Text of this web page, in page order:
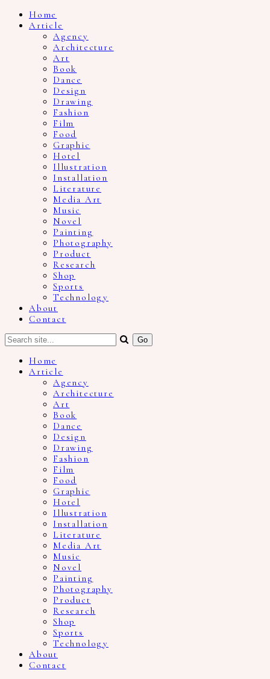
Home
Article
Agency
Architecture
Art
Book
Dance
Design
Drawing
Fashion
Film
Food
Graphic
Hotel
Illustration
Installation
Literature
Media Art
Music
Novel
Painting
Photography
Product
Research
Shop
Sports
Technology
About
Contact
Home
Article
Agency
Architecture
Art
Book
Dance
Design
Drawing
Fashion
Film
Food
Graphic
Hotel
Illustration
Installation
Literature
Media Art
Music
Novel
Painting
Photography
Product
Research
Shop
Sports
Technology
About
Contact